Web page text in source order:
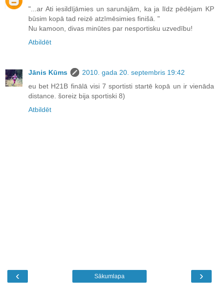
"...ar Ati iesildījāmies un sarunājām, ka ja līdz pēdējam KP
būsim kopā tad reizē atzīmēsimies finišā. "
Nu kamoon, divas minūtes par nesportisku uzvedību!
Atbildēt
Jānis Kūms
2010. gada 20. septembris 19:42
eu bet H21B finālā visi 7 sportisti startē kopā un ir vienāda
distance. šoreiz bija sportiski 8)
Atbildēt
‹ ›
Sākumlapa